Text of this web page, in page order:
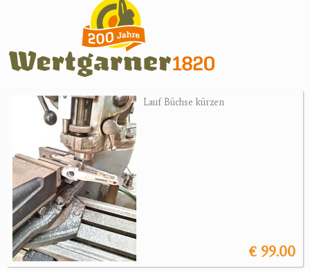
Zubehör
Jagdangebote
Jagdreviere
Bücher, Videos
Antikes
Geschenke
Reviereinrichtungen
Lauf Büchse kürzen
€ 99.00